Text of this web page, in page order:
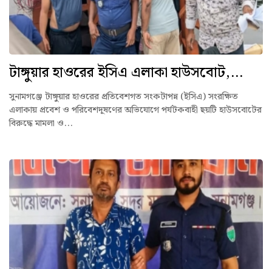
টাঙ্গুয়ার হাওরের ইসিএ এলাকা হাউসবোট,...
সুনামগঞ্জে টাঙ্গুয়ার হাওরের প্রতিবেশগত সংকটাপন্ন (ইসিএ) সংরক্ষিত
এলাকায় প্রবেশ ও পরিবেশদূষণের অভিযোগে পর্যটকবাহী ছয়টি হাউসবোটের
বিরুদ্ধে মামলা ও...